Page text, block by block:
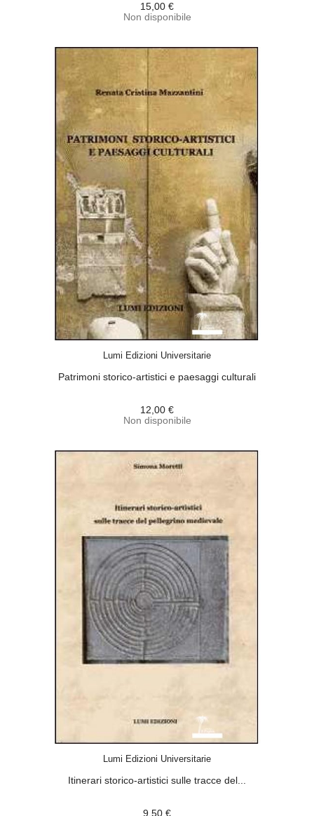
15,00 €
Non disponibile
Lumi Edizioni Universitarie
Patrimoni storico-artistici e paesaggi culturali
12,00 €
Non disponibile
Lumi Edizioni Universitarie
Itinerari storico-artistici sulle tracce del...
9,50 €